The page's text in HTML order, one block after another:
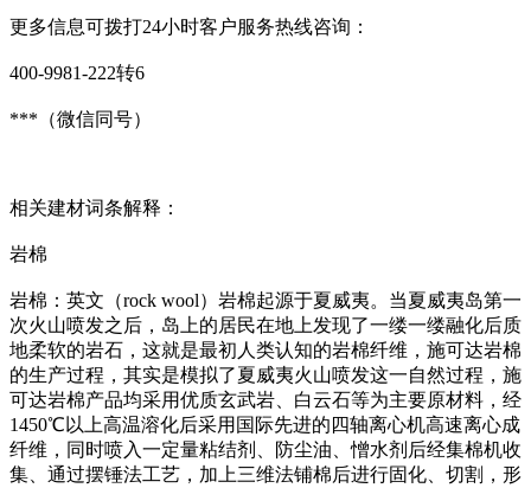
更多信息可拨打24小时客户服务热线咨询：
400-9981-222转6
***（微信同号）
相关建材词条解释：
岩棉
岩棉：英文（rock wool）岩棉起源于夏威夷。当夏威夷岛第一
次火山喷发之后，岛上的居民在地上发现了一缕一缕融化后质
地柔软的岩石，这就是最初人类认知的岩棉纤维，施可达岩棉
的生产过程，其实是模拟了夏威夷火山喷发这一自然过程，施
可达岩棉产品均采用优质玄武岩、白云石等为主要原材料，经
1450℃以上高温溶化后采用国际先进的四轴离心机高速离心成
纤维，同时喷入一定量粘结剂、防尘油、憎水剂后经集棉机收
集、通过摆锤法工艺，加上三维法铺棉后进行固化、切割，形